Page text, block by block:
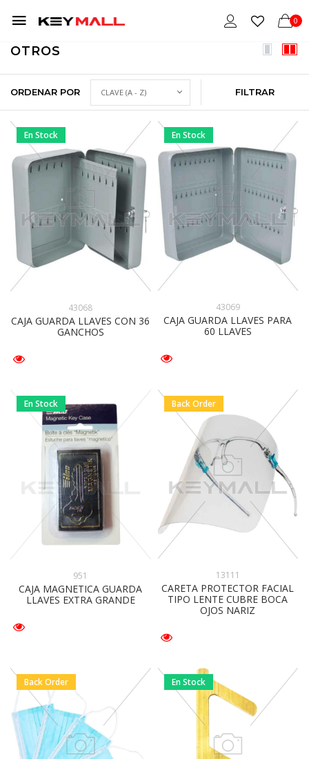
0
OTROS
ORDENAR POR FILTRAR
En Stock
43068
CAJA GUARDA LLAVES CON 36
GANCHOS
En Stock
43069
CAJA GUARDA LLAVES PARA
60 LLAVES
En Stock
951
CAJA MAGNETICA GUARDA
LLAVES EXTRA GRANDE
Back Order
13111
CARETA PROTECTOR FACIAL
TIPO LENTE CUBRE BOCA
OJOS NARIZ
Back Order En Stock